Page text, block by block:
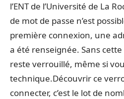
l’ENT de l’Université de La
de mot de passe n’est
première connexion, une
a été renseignée. Sans
reste verrouillé, même si
technique.Découvrir ce
connecter, c’est le lot de